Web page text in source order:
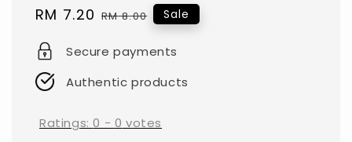
Sale
RM 7.20 Regular
RM 8.00 Sale
Secure payments
Authentic products
Ratings:0 - 0 votes